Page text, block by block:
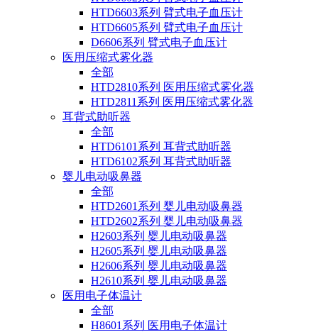
HTD6603系列 臂式电子血压计
HTD6605系列 臂式电子血压计
D6606系列 臂式电子血压计
医用压缩式雾化器
全部
HTD2810系列 医用压缩式雾化器
HTD2811系列 医用压缩式雾化器
耳背式助听器
全部
HTD6101系列 耳背式助听器
HTD6102系列 耳背式助听器
婴儿电动吸鼻器
全部
HTD2601系列 婴儿电动吸鼻器
HTD2602系列 婴儿电动吸鼻器
H2603系列 婴儿电动吸鼻器
H2605系列 婴儿电动吸鼻器
H2606系列 婴儿电动吸鼻器
H2610系列 婴儿电动吸鼻器
医用电子体温计
全部
H8601系列 医用电子体温计